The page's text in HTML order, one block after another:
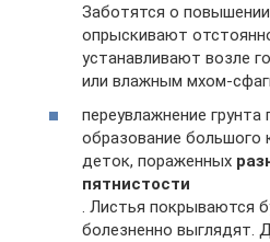
Заботятся о
опрыскивают
устанавливают возле
или влажным мхом-
переувлажнение грунта
образование большого
деток, пораженных
пятнистости
. Листья покрываются
болезненно выглядят.